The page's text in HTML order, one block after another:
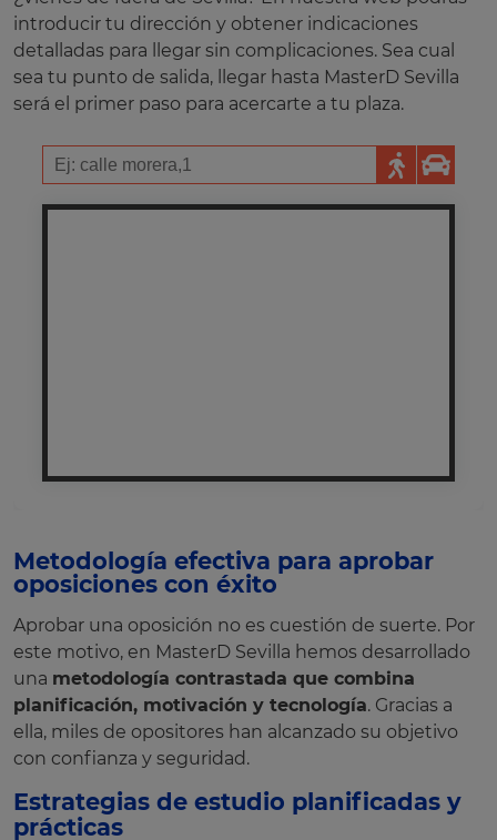
introducir tu dirección y obtener indicaciones
detalladas para llegar sin complicaciones. Sea cual
sea tu punto de salida, llegar hasta MasterD Sevilla
será el primer paso para acercarte a tu plaza.
Metodología efectiva para aprobar
oposiciones con éxito
Aprobar una oposición no es cuestión de suerte. Por
este motivo, en MasterD Sevilla hemos desarrollado
una metodología contrastada que combina
planificación, motivación y tecnología. Gracias a
ella, miles de opositores han alcanzado su objetivo
con confianza y seguridad.
Estrategias de estudio planificadas y
prácticas